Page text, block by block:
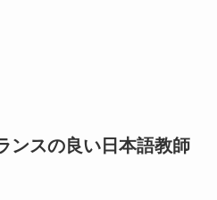
ンスの良い日本語教師